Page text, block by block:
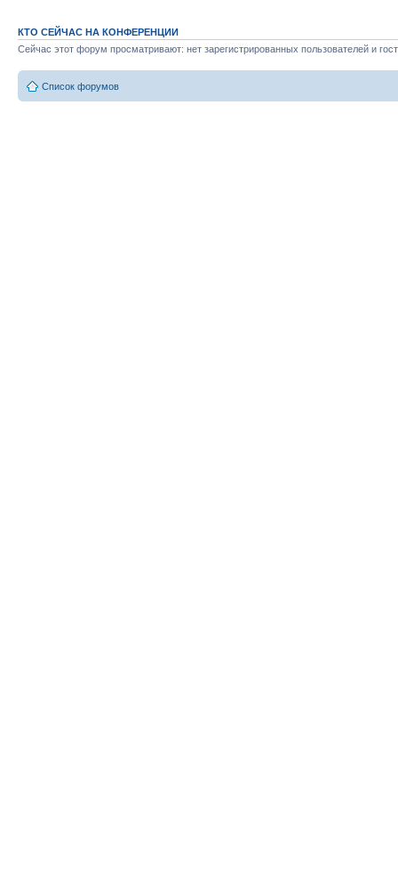
КТО СЕЙЧАС НА КОНФЕРЕНЦИИ
Сейчас этот форум просматривают: нет зарегистрированных пользователей и
Список форумов